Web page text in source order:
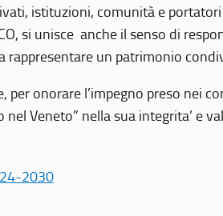
istituzioni, comunità e
si unisce anche il senso di
un patrimonio
onorare l’impegno preso nei
Veneto” nella sua integrita’ e
2030